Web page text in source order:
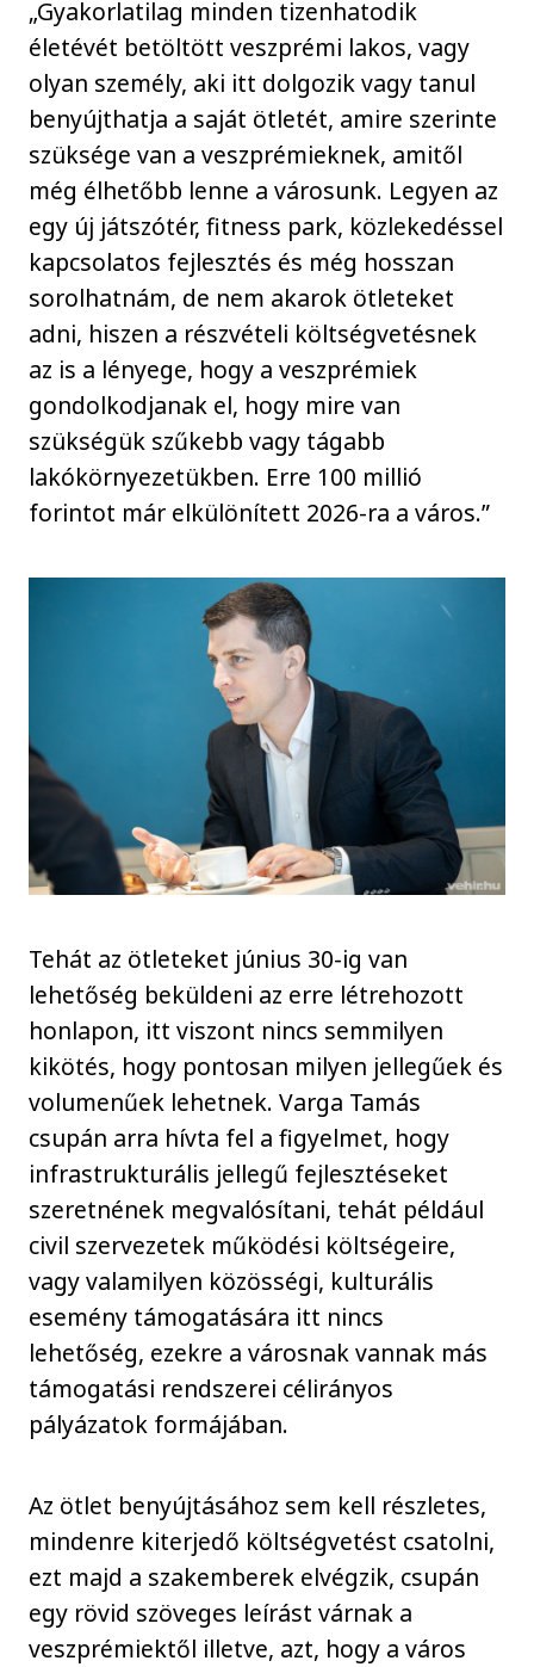
„Gyakorlatilag minden tizenhatodik
életévét betöltött veszprémi lakos, vagy
olyan személy, aki itt dolgozik vagy tanul
benyújthatja a saját ötletét, amire szerinte
szüksége van a veszprémieknek, amitől
még élhetőbb lenne a városunk. Legyen az
egy új játszótér, fitness park, közlekedéssel
kapcsolatos fejlesztés és még hosszan
sorolhatnám, de nem akarok ötleteket
adni, hiszen a részvételi költségvetésnek
az is a lényege, hogy a veszprémiek
gondolkodjanak el, hogy mire van
szükségük szűkebb vagy tágabb
lakókörnyezetükben. Erre 100 millió
forintot már elkülönített 2026-ra a város.”
Tehát az ötleteket június 30-ig van
lehetőség beküldeni az erre létrehozott
honlapon, itt viszont nincs semmilyen
kikötés, hogy pontosan milyen jellegűek és
volumenűek lehetnek. Varga Tamás
csupán arra hívta fel a figyelmet, hogy
infrastrukturális jellegű fejlesztéseket
szeretnének megvalósítani, tehát például
civil szervezetek működési költségeire,
vagy valamilyen közösségi, kulturális
esemény támogatására itt nincs
lehetőség, ezekre a városnak vannak más
támogatási rendszerei célirányos
pályázatok formájában.
Az ötlet benyújtásához sem kell részletes,
mindenre kiterjedő költségvetést csatolni,
ezt majd a szakemberek elvégzik, csupán
egy rövid szöveges leírást várnak a
veszprémiektől illetve, azt, hogy a város